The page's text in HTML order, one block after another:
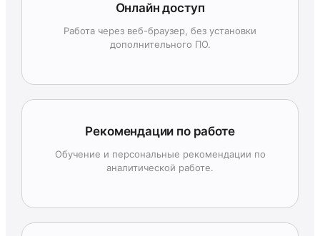
Онлайн доступ
Работа через веб-браузер, без установки
дополнительного ПО.
Рекомендации по работе
Обучение и персональные рекомендации по
аналитической работе.